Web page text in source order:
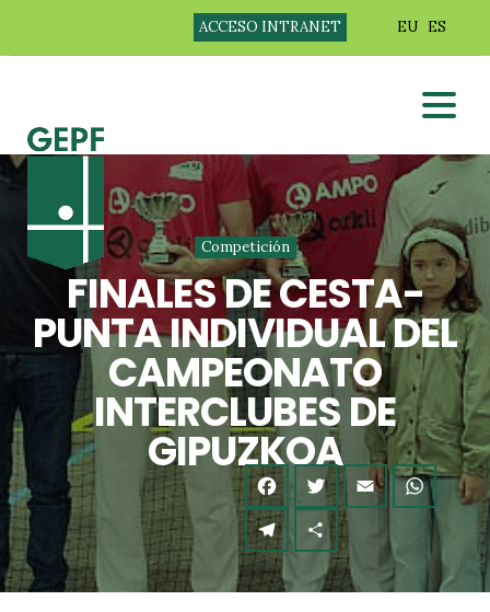
ACCESO INTRANET EU ES
Competición
FINALES DE CESTA-
PUNTA INDIVIDUAL DEL
CAMPEONATO
INTERCLUBES DE
GIPUZKOA